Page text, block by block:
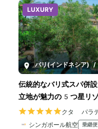
LUXURY
バリ(インドネシア) /
伝統的なバリ式スパ併
立地が魅力の5つ星リ
クタ パラ
シンガポール航空
乗継便